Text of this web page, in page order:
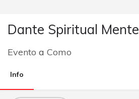
Dante Spiritual Mente
Evento a Como
Info